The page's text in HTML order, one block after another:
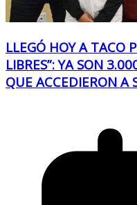
LLEGÓ HOY A TACO
LIBRES”: YA SON
QUE ACCEDIERON A